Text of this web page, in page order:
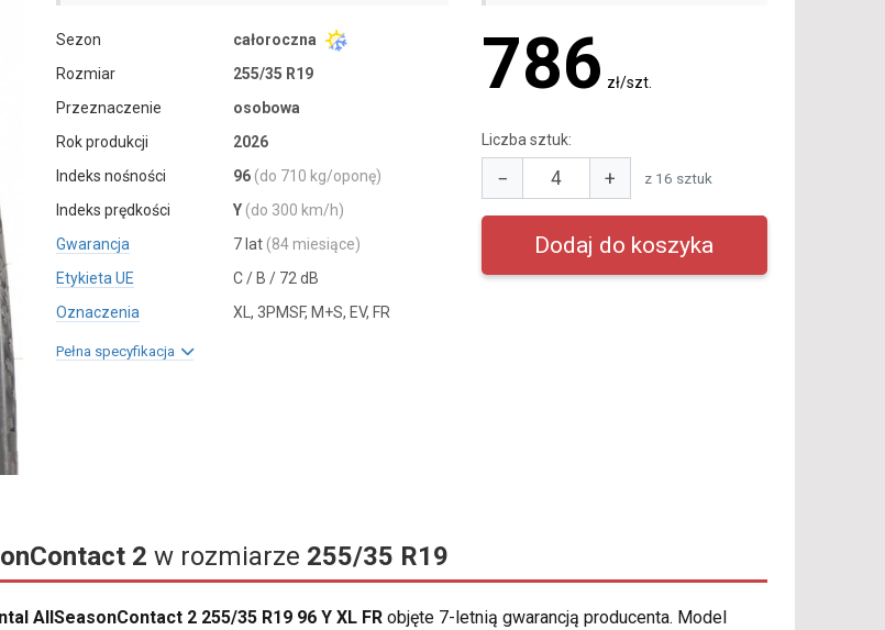
Sezon
całoroczna
Rozmiar
255/35 R19
Przeznaczenie
osobowa
Rok produkcji
2026
Indeks nośności
96 (do 710 kg/oponę)
Indeks prędkości
Y (do 300 km/h)
Gwarancja
7 lat (84 miesiące)
Etykieta UE
C / B / 72 dB
Oznaczenia
XL, 3PMSF, M+S, EV, FR
Pełna specyfikacja
786 zł/szt.
Liczba sztuk:
− + z 16 sztuk
2 w rozmiarze 255/35 R19
AllSeasonContact 2 255/35 R19 96 Y XL FR objęte 7-letnią gwarancją producenta. Model